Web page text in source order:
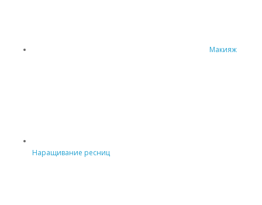
Макияж
Наращивание ресниц